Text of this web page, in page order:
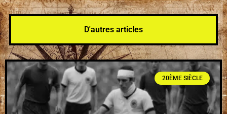
D'autres articles
20ÈME SIÈCLE